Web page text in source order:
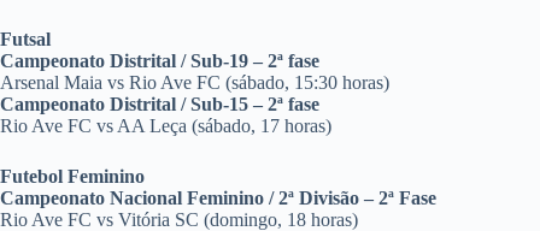
Futsal
Campeonato Distrital / Sub-19 – 2ª fase
Arsenal Maia vs Rio Ave FC (sábado, 15:30 horas)
Campeonato Distrital / Sub-15 – 2ª fase
Rio Ave FC vs AA Leça (sábado, 17 horas)
Futebol Feminino
Campeonato Nacional Feminino / 2ª Divisão – 2ª Fase
Rio Ave FC vs Vitória SC (domingo, 18 horas)